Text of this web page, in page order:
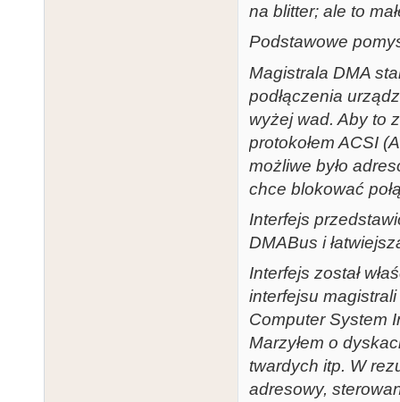
na blitter; ale to
Podstawowe
Magistrala DMA
podłączenia
wyżej wad. Aby to
protokołem ACSI
możliwe było
chce blokować
Interfejs
DMABus i
Interfejs został
interfejsu
Computer System
Marzyłem o
twardych itp. W
adresowy,